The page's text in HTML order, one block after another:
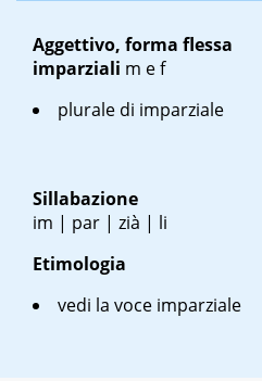
Aggettivo, forma flessa
imparziali m ef
plurale di imparziale
Sillabazione
im | par | zià | li
Etimologia
vedi la voce imparziale